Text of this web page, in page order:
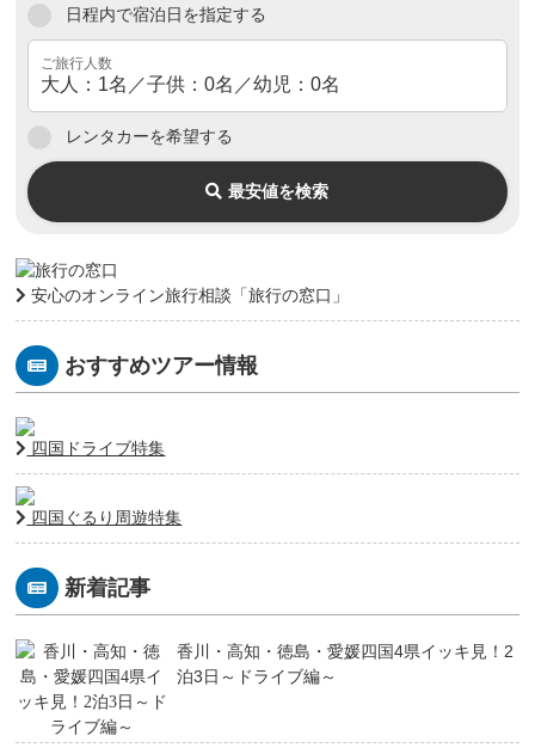
日程内で宿泊日を指定する
レンタカーを希望する
最安値を検索
安心のオンライン旅行相談「旅行の窓口」
おすすめツアー情報
四国ドライブ特集
四国ぐるり周遊特集
新着記事
香川・高知・徳島・愛媛四国4県イッキ見！2
泊3日～ドライブ編～